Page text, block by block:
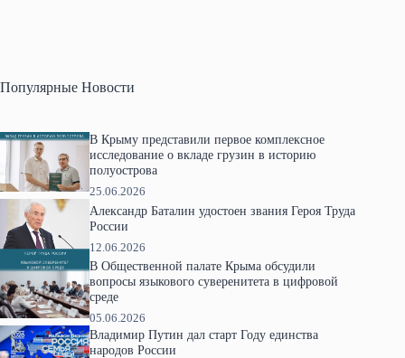
Популярные Новости
В Крыму представили первое комплексное
исследование о вкладе грузин в историю
полуострова
25.06.2026
Александр Баталин удостоен звания Героя Труда
России
12.06.2026
В Общественной палате Крыма обсудили
вопросы языкового суверенитета в цифровой
среде
05.06.2026
Владимир Путин дал старт Году единства
народов России